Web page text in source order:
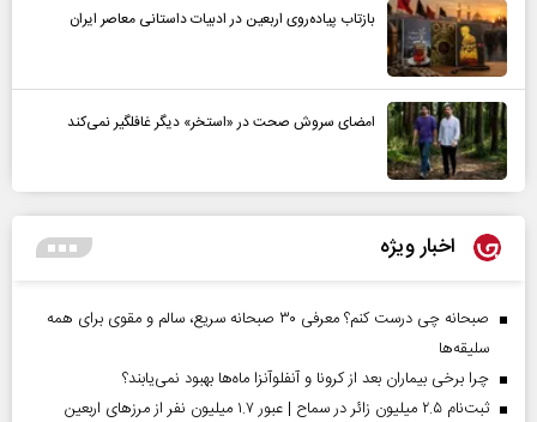
بازتاب پیاده‌روی اربعین در ادبیات داستانی معاصر ایران
امضای سروش صحت در «استخر» دیگر غافلگیر نمی‌کند
اخبار ویژه
صبحانه چی درست کنم؟ معرفی ۳۰ صبحانه سریع، سالم و مقوی برای همه
سلیقه‌ها
چرا برخی بیماران بعد از کرونا و آنفلوآنزا ماه‌ها بهبود نمی‌یابند؟
ثبت‌نام ۲.۵ میلیون زائر در سماح | عبور ۱.۷ میلیون نفر از مرز‌های اربعین